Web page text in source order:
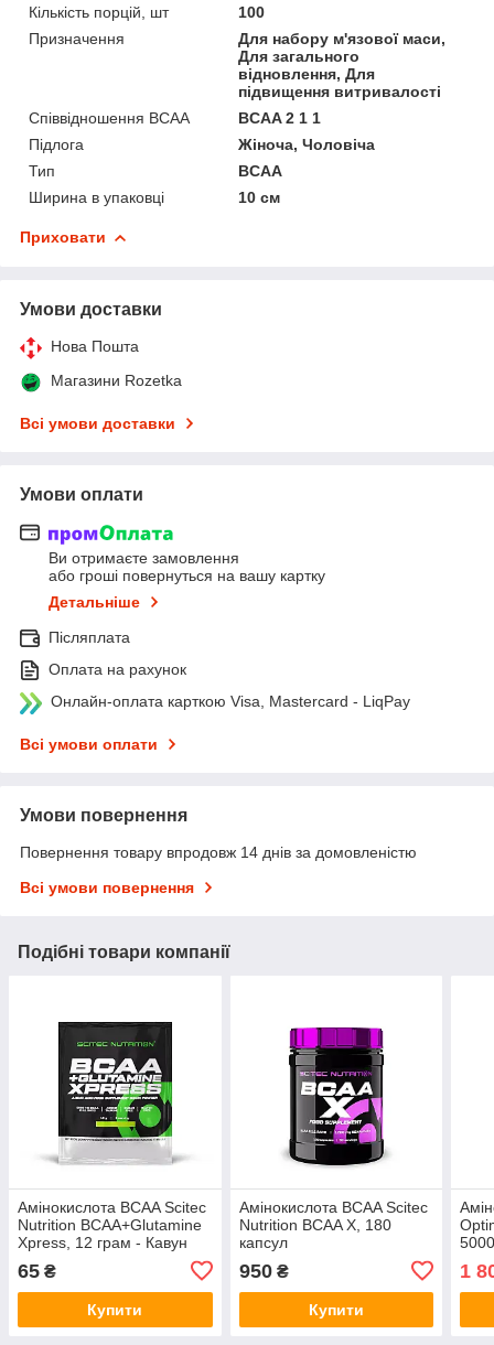
Кількість порцій, шт
100
Призначення
Для набору м'язової маси,
Для загального
відновлення, Для
підвищення витривалості
Співвідношення BCAA
BCAA 2 1 1
Підлога
Жіноча, Чоловіча
Тип
BCAA
Ширина в упаковці
10 см
Приховати
Умови доставки
Нова Пошта
Магазини Rozetka
Всі умови доставки
Умови оплати
Ви отримаєте замовлення
або гроші повернуться на вашу картку
Детальніше
Післяплата
Оплата на рахунок
Онлайн-оплата карткою Visa, Mastercard - LiqPay
Всі умови оплати
Умови повернення
Повернення товару впродовж 14 днів за домовленістю
Всі умови повернення
Подібні товари компанії
Амінокислота BCAA Scitec
Nutrition BCAA+Glutamine
Xpress, 12 грам - Кавун
65 ₴
Купити
Амінокислота BCAA Scitec
Nutrition BCAA X, 180
капсул
950₴
Купити
1